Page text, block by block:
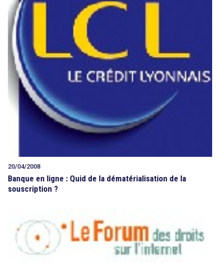
20/04/2008
Banque en ligne : Quid de la dématérialisation de la
souscription ?